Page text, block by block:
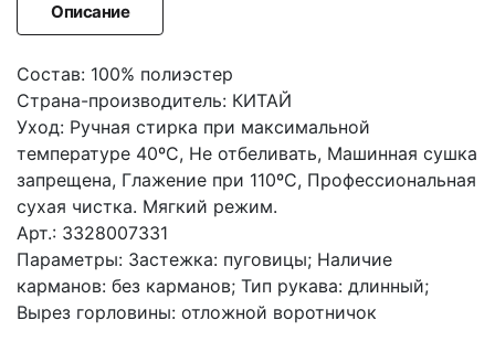
Описание
Состав: 100% полиэстер
Страна-производитель: КИТАЙ
Уход: Ручная стирка при максимальной
температуре 40ºС, Не отбеливать, Машинная сушка
запрещена, Глажение при 110ºС, Профессиональная
сухая чистка. Мягкий режим.
Арт.: 3328007331
Параметры: Застежка: пуговицы; Наличие
карманов: без карманов; Тип рукава: длинный;
Вырез горловины: отложной воротничок